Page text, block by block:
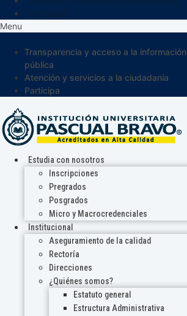
Menu
Transparencia y acceso a la información
pública
Atención y servicios a la ciudadanía
Participa
Estudia con nosotros
Inscripciones
Pregrados
Posgrados
Micro y Macrocredenciales
Institucional
Aseguramiento de la calidad
Rectoría
Direcciones
¿Quiénes somos?
Estatuto general
Estructura Administrativa